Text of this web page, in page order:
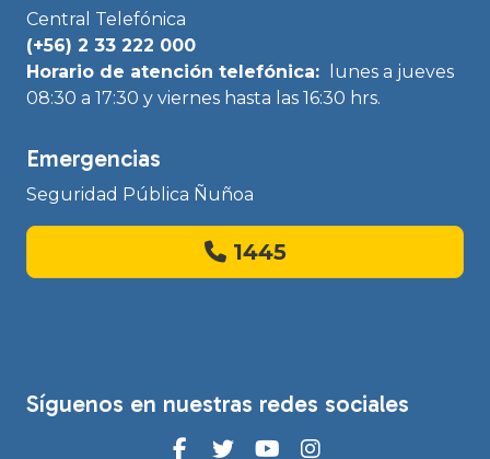
Central Telefónica
(+56) 2 33 222 000
Horario de atención telefónica:
lunes a jueves
08:30 a 17:30 y viernes hasta las 16:30 hrs.
Emergencias
Seguridad Pública Ñuñoa
1445
Síguenos en nuestras redes sociales